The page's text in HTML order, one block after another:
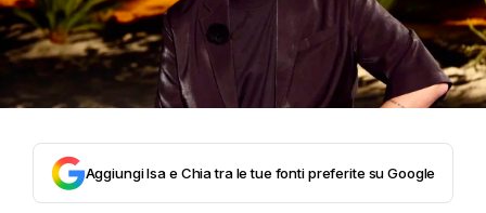
Aggiungi Isa e Chia tra le tue fonti preferite su Google